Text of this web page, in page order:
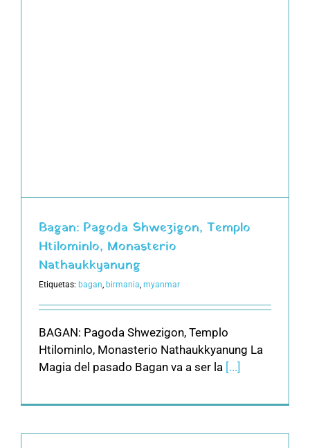
Bagan: Pagoda Shwezigon, Templo
Htilominlo, Monasterio
Nathaukkyanung
Etiquetas: bagan, birmania, myanmar
BAGAN: Pagoda Shwezigon, Templo
Htilominlo, Monasterio Nathaukkyanung La
Magia del pasado Bagan va a ser la [...]